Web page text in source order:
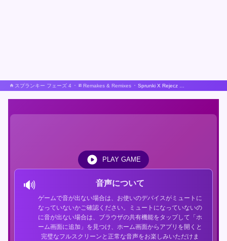
スプランキー フェーズ 4 Remakes & Remixes
🔊 音声について
ゲームで音が出ない場合は、お使いのデバイスがミュートに
なっていないかご確認ください。ミュートになっていないの
に音が出ない場合は、ブラウザの共有機能をタップして「ホ
ーム画面に追加」を見つけ、ホーム画面からアプリを開くと
完璧なフルスクリーンと正常な音声をお楽しみいただけま
PLAY GAME